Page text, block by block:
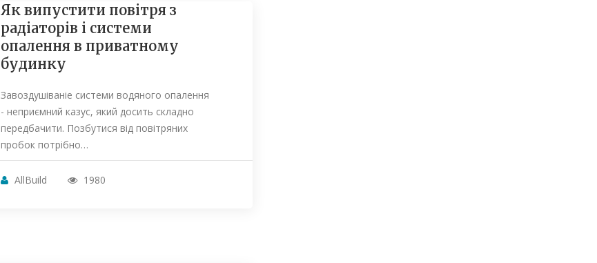
Як випустити повітря з
радіаторів і системи
опалення в приватному
будинку
Завоздушіваніе системи водяного опалення
- неприємний казус, який досить складно
передбачити. Позбутися від повітряних
пробок потрібно…
AllBuild 1980